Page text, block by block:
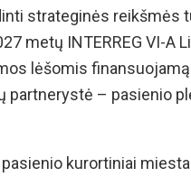
strateginės reikšmės
metų INTERREG VI-A
lėšomis finansuojamą
partnerystė – pasienio
kurortiniai